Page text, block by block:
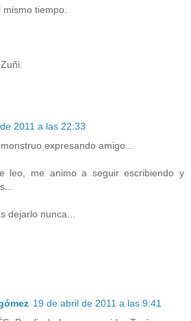
tiempo.
2011 a las 22:33
expresando amigo...
leo, me animo a seguir escribiendo y
dejarlo nunca...
19 de abril de 2011 a las 9:41